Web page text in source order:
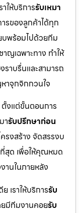
ให้บริการรับเหมา
รของลูกค้าได้ทุก
บพร้อมไปด้วยทีม
ญเฉพาะทาง ทำให้
งราบรื่นและสามารถ
าจุกจิกกวนใจ
ตั้งแต่ขั้นตอนการ
ารับปรึกษาก่อน
รงสร้าง จัดสรรงบ
สุด เพื่อให้คุณหมด
านในภายหลัง
เราให้บริการรับ
ยมีทีมงานคอยรับ